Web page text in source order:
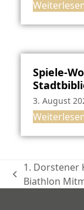
Spiele-
3. August
vorheriger
1. Dorstener
Biathlon